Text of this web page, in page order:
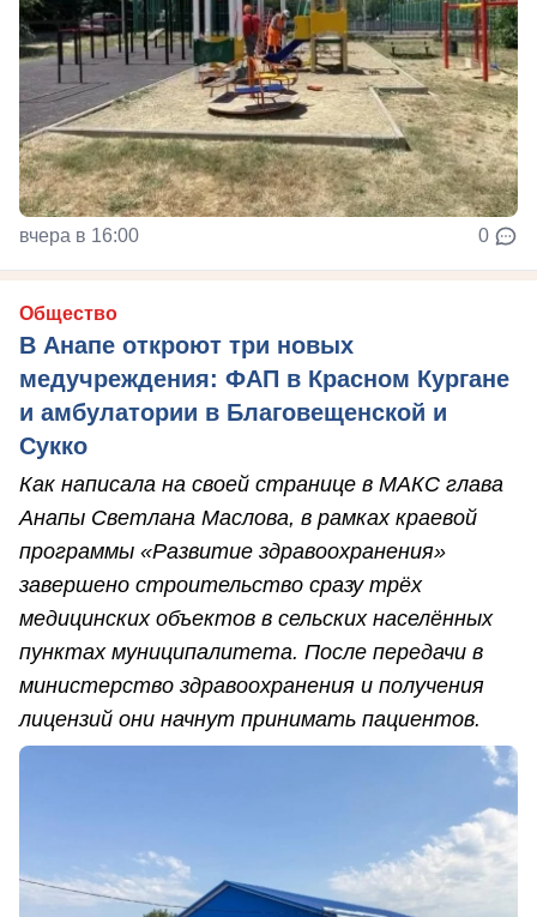
вчера в 16:00 0
Общество
В Анапе откроют три новых
медучреждения: ФАП в Красном Кургане
и амбулатории в Благовещенской и
Сукко
Как написала на своей странице в МАКС глава
Анапы Светлана Маслова, в рамках краевой
программы «Развитие здравоохранения»
завершено строительство сразу трёх
медицинских объектов в сельских населённых
пунктах муниципалитета. После передачи в
министерство здравоохранения и получения
лицензий они начнут принимать пациентов.